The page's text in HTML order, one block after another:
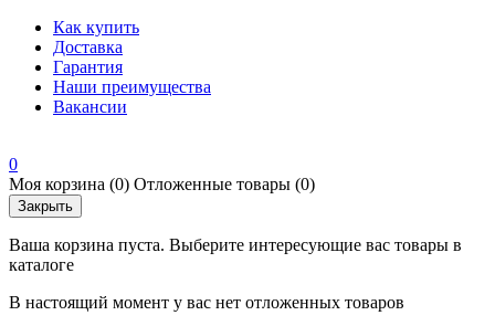
Как купить
Доставка
Гарантия
Наши преимущества
Вакансии
0
Моя корзина (0) Отложенные товары (0)
Закрыть
Ваша корзина пуста. Выберите интересующие вас товары в
каталоге
В настоящий момент у вас нет отложенных товаров